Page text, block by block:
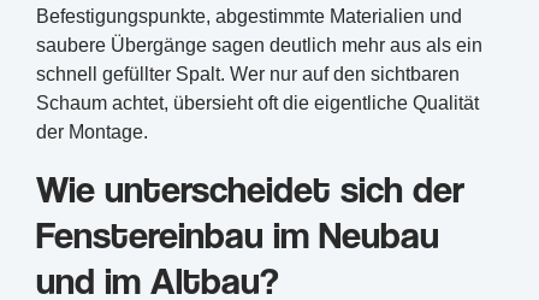
Befestigungspunkte, abgestimmte Materialien und
saubere Übergänge sagen deutlich mehr aus als ein
schnell gefüllter Spalt. Wer nur auf den sichtbaren
Schaum achtet, übersieht oft die eigentliche Qualität
der Montage.
Wie unterscheidet sich der
Fenstereinbau im Neubau
und im Altbau?